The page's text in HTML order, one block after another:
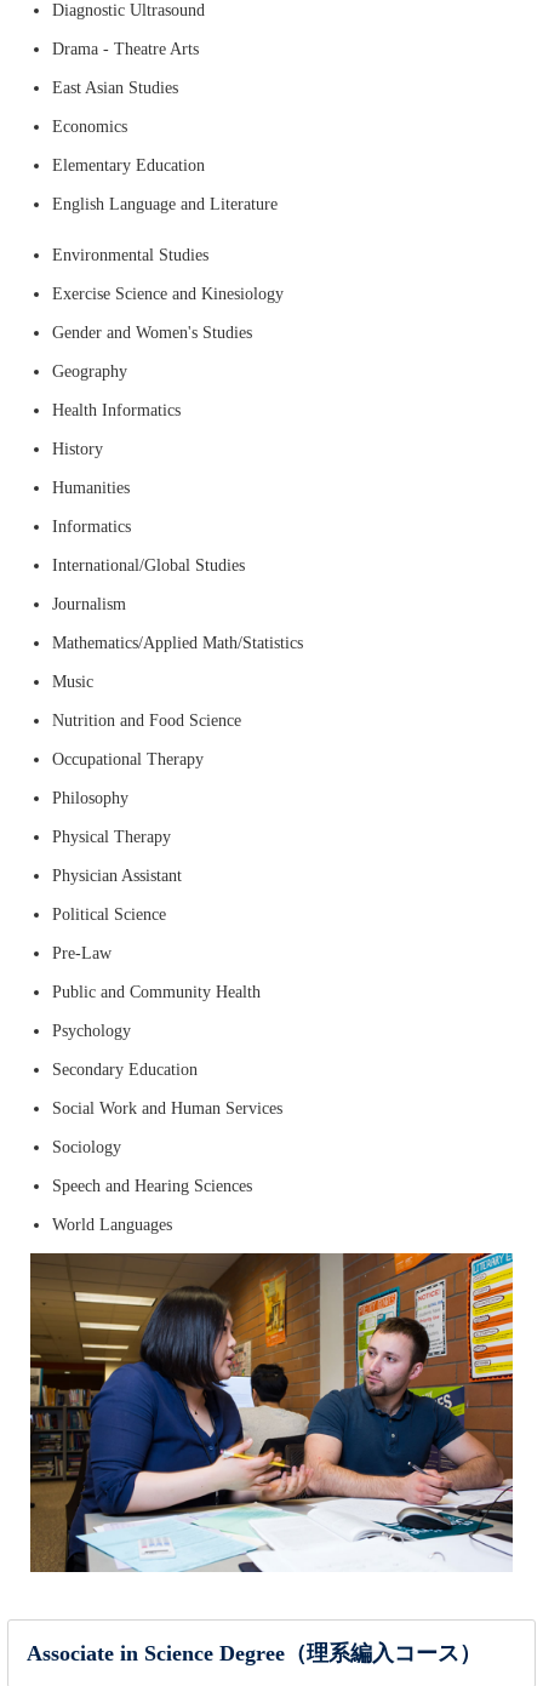
Diagnostic Ultrasound
Drama - Theatre Arts
East Asian Studies
Economics
Elementary Education
English Language and Literature
Environmental Studies
Exercise Science and Kinesiology
Gender and Women's Studies
Geography
Health Informatics
History
Humanities
Informatics
International/Global Studies
Journalism
Mathematics/Applied Math/Statistics
Music
Nutrition and Food Science
Occupational Therapy
Philosophy
Physical Therapy
Physician Assistant
Political Science
Pre-Law
Public and Community Health
Psychology
Secondary Education
Social Work and Human Services
Sociology
Speech and Hearing Sciences
World Languages
Associate in Science Degree（理系編入コース）